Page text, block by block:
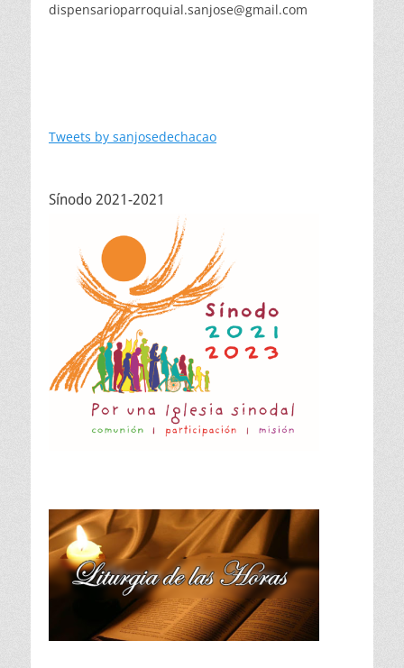
dispensarioparroquial.sanjose@gmail.com
Tweets by sanjosedechacao
Sínodo 2021-2021